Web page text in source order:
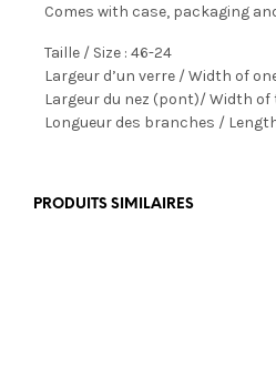
Comes with case, packaging
Taille / Size : 46-24
Largeur d’un verre / Width of
Largeur du nez (pont)/ Width of
Longueur des branches /
PRODUITS SIMILAIRES